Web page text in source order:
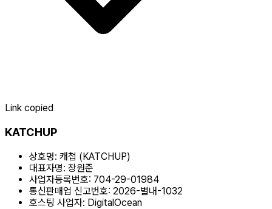
Link copied
KATCHUP
상호명: 캐첩 (KATCHUP)
대표자명: 장원준
사업자등록번호: 704-29-01984
통신판매업 신고번호: 2026-별내-1032
호스팅 사업자: DigitalOcean